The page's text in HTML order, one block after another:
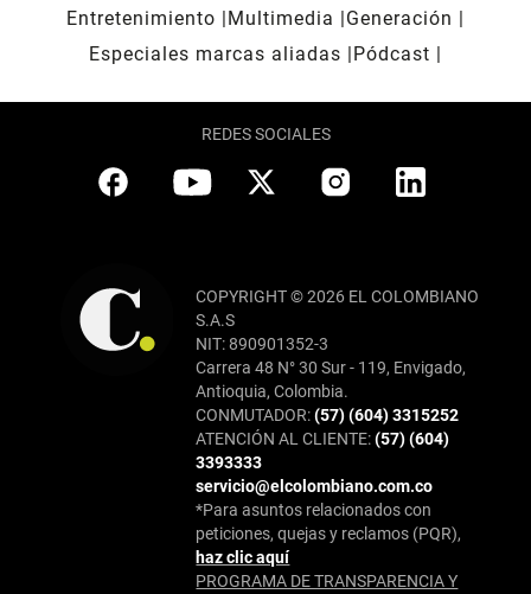
Entretenimiento
Multimedia
Generación
Especiales marcas aliadas
Pódcast
REDES SOCIALES
COPYRIGHT © 2026 EL COLOMBIANO
S.A.S
NIT: 890901352-3
Carrera 48 N° 30 Sur - 119, Envigado,
Antioquia, Colombia.
CONMUTADOR:(57) (604) 3315252
ATENCIÓN AL CLIENTE:(57) (604)
3393333
servicio@elcolombiano.com.co
*Para asuntos relacionados con
peticiones, quejas y reclamos (PQR),
haz clic aquí
PROGRAMA DE TRANSPARENCIA Y